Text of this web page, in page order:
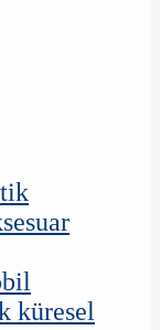
küresel